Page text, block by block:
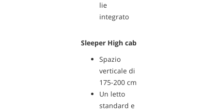
lie
integrato
Sleeper High cab
Spazio
verticale di
175-200 cm
Un letto
standard e